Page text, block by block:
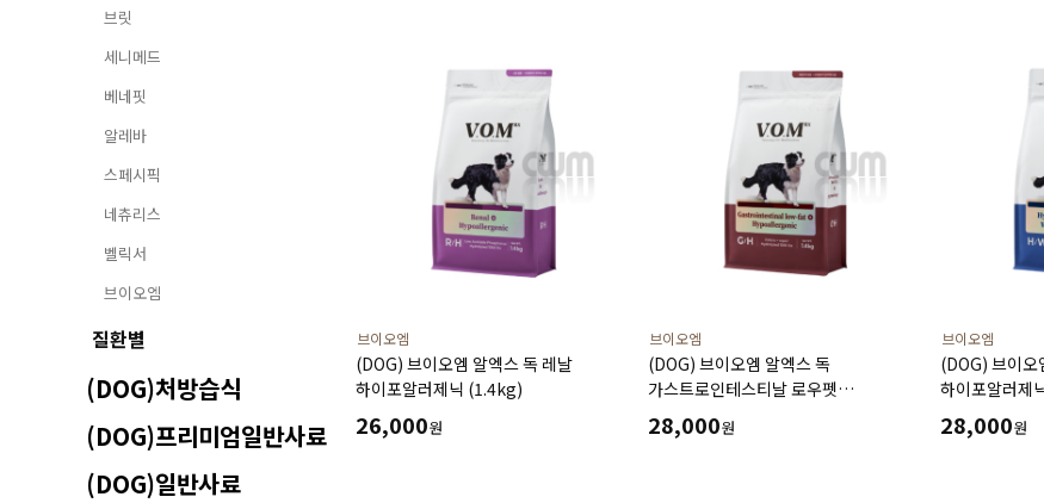
브릿
세니메드
베네핏
알레바
스페시픽
네츄리스
벨릭서
브이오엠
질환별
(DOG)처방습식
(DOG)프리미엄일반사료
(DOG)일반사료
브이오엠
(DOG) 브이오엠 알엑스 독 레날
하이포알러제닉 (1.4kg)
26,000원
브이오엠
(DOG) 브이오엠 알엑스 독
가스트로인테스티날 로우펫
하이포알러제닉 (1.4kg)
28,000원
브이오엠
(DOG) 브이오
하이포알러제
28,000원